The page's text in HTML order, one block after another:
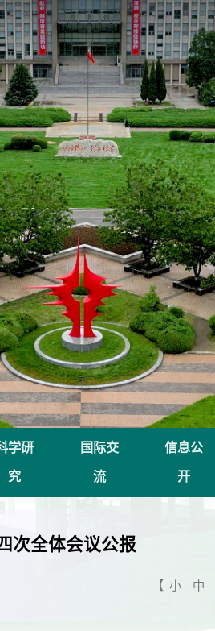
学研
究
国际交
流
信息公
开
次全体会议公报
【 小 中